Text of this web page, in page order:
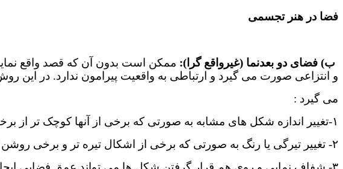
فضا در هنر تجسمی
ب) فضای دو بعدنما (غیرواقع گرا): ممکن است بدون آن که قصد واقع
و انتزاعی صورت می گیرد و ارتباطی به واقعیت پیرامون ندارد. در
می گیرد :
۱-تغییر اندازه شکل های مشابه به صورتی که برخی از آنها کوچک تر از برخی دیگر ترسیم و دیده شوند.
۲- تغییر تیرگی یا رنگ به صورتی که برخی از اشکال تیره تر و برخی روشن تر ترسیم شوند.